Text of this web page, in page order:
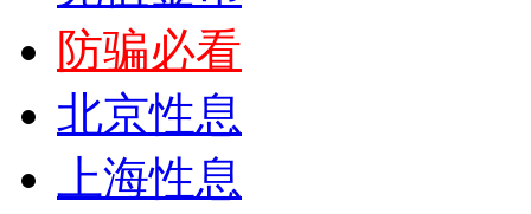
防骗必看
北京性息
上海性息